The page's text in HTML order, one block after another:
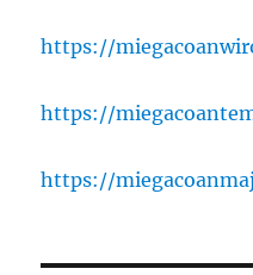
https://
https://
https://